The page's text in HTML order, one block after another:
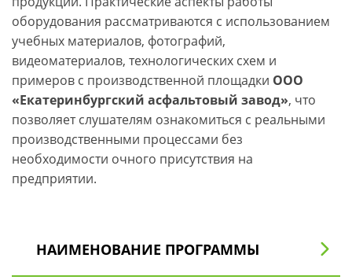
оборудования рассматриваются с использованием
учебных материалов, фотографий,
видеоматериалов, технологических схем и
примеров с производственной площадки ООО
«Екатеринбургский асфальтовый завод», что
позволяет слушателям ознакомиться с реальными
производственными процессами без
необходимости очного присутствия на
предприятии.
НАИМЕНОВАНИЕ ПРОГРАММЫ